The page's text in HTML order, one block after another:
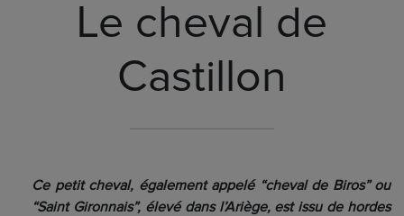
Le cheval de
Castillon
Ce petit cheval, également appelé “cheval de Biros” ou
“Saint Gironnais”, élevé dans l’Ariège, est issu de hordes